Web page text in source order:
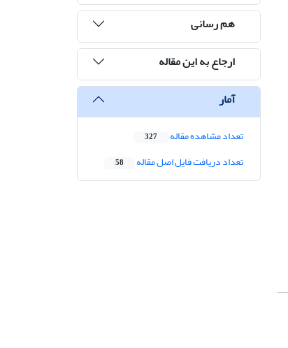
هم رسانی
ارجاع به این مقاله
آمار
تعداد مشاهده مقاله 327
تعداد دریافت فایل اصل مقاله 58